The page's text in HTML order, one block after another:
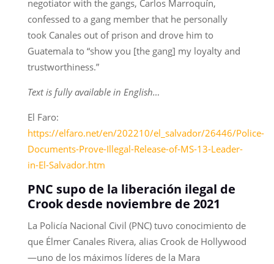
negotiator with the gangs, Carlos Marroquín,
confessed to a gang member that he personally
took Canales out of prison and drove him to
Guatemala to “show you [the gang] my loyalty and
trustworthiness.”
Text is fully available in English…
El Faro:
https://elfaro.net/en/202210/el_salvador/26446/Police-
Documents-Prove-Illegal-Release-of-MS-13-Leader-
in-El-Salvador.htm
PNC supo de la liberación ilegal de
Crook desde noviembre de 2021
La Policía Nacional Civil (PNC) tuvo conocimiento de
que Élmer Canales Rivera, alias Crook de Hollywood
—uno de los máximos líderes de la Mara